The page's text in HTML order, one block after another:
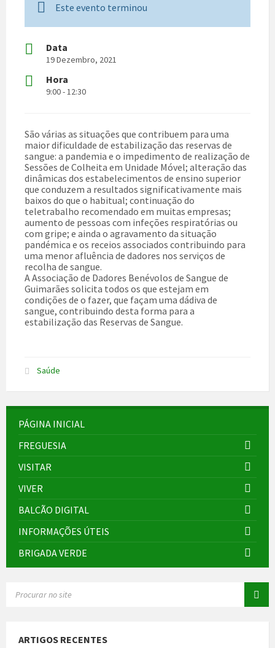
Este evento terminou
Data
19 Dezembro, 2021
Hora
9:00 - 12:30
São várias as situações que contribuem para uma
maior dificuldade de estabilização das reservas de
sangue: a pandemia e o impedimento de realização de
Sessões de Colheita em Unidade Móvel; alteração das
dinâmicas dos estabelecimentos de ensino superior
que conduzem a resultados significativamente mais
baixos do que o habitual; continuação do
teletrabalho recomendado em muitas empresas;
aumento de pessoas com infeções respiratórias ou
com gripe; e ainda o agravamento da situação
pandémica e os receios associados contribuindo para
uma menor afluência de dadores nos serviços de
recolha de sangue.
A Associação de Dadores Benévolos de Sangue de
Guimarães solicita todos os que estejam em
condições de o fazer, que façam uma dádiva de
sangue, contribuindo desta forma para a
estabilização das Reservas de Sangue.
Saúde
PÁGINA INICIAL
FREGUESIA
VISITAR
VIVER
BALCÃO DIGITAL
INFORMAÇÕES ÚTEIS
BRIGADA VERDE
ARTIGOS RECENTES